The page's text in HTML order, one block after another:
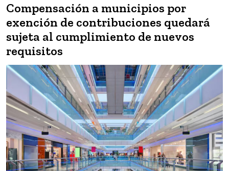
Compensación a municipios por
exención de contribuciones quedará
sujeta al cumplimiento de nuevos
requisitos